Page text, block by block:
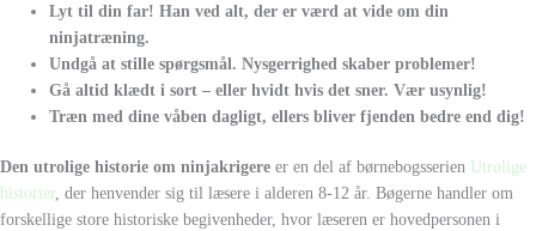
Lyt til din far! Han ved alt, der er værd at vide om din
ninjatræning.
Undgå at stille spørgsmål. Nysgerrighed skaber problemer!
Gå altid klædt i sort – eller hvidt hvis det sner. Vær usynlig!
Træn med dine våben dagligt, ellers bliver fjenden bedre end dig!
Den utrolige historie om ninjakrigere er en del af børnebogsserien Utrolige
historier, der henvender sig til læsere i alderen 8-12 år. Bøgerne handler om
forskellige store historiske begivenheder, hvor læseren er hovedpersonen i